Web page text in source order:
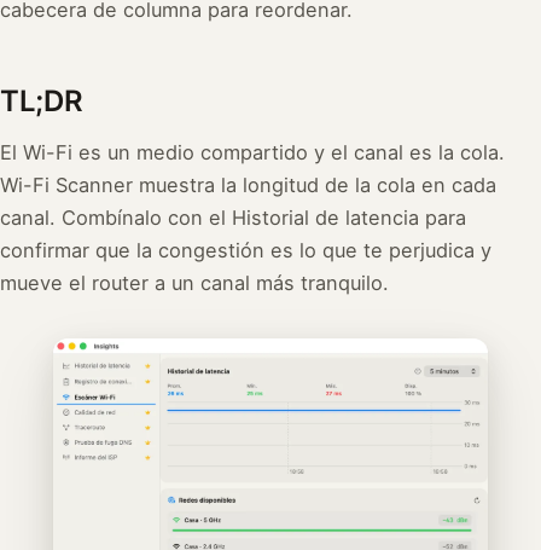
cabecera de columna para reordenar.
TL;DR
El Wi-Fi es un medio compartido y el canal es la cola.
Wi-Fi Scanner muestra la longitud de la cola en cada
canal. Combínalo con el Historial de latencia para
confirmar que la congestión es lo que te perjudica y
mueve el router a un canal más tranquilo.